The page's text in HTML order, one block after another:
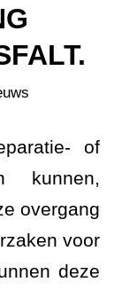
of
kunnen,
overgang
voor
deze